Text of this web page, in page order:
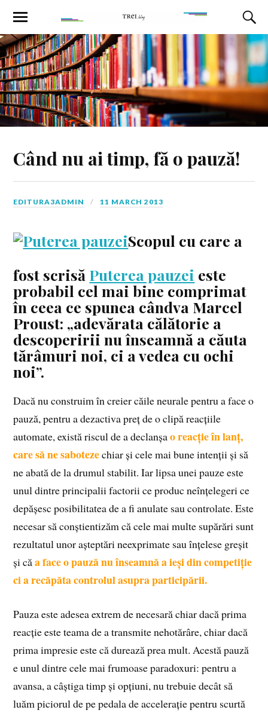
Când nu ai timp, fă o pauză!
EDITURA3ADMIN 11 MARCH 2013
Scopul cu care a
fost scrisă Puterea pauzei este
probabil cel mai bine comprimat
în ceea ce spunea cândva Marcel
Proust: „adevărata călătorie a
descoperirii nu înseamnă a căuta
tărâmuri noi, ci a vedea cu ochi
noi”.
Dacă nu construim în creier căile neurale pentru a face o
pauză, pentru a dezactiva preț de o clipă reacțiile
automate, există riscul de a declanșao reacție în lanț,
care să ne sabotezechiar și cele mai bune intenții și să
ne abată de la drumul stabilit. Iar lipsa unei pauze este
unul dintre principalii factorii ce produc neînțelegeri ce
depășesc posibilitatea de a fi anulate sau controlate. Este
necesar să conștientizăm că cele mai multe supărări sunt
rezultatul unor așteptări neexprimate sau înțelese greșit
și căa face o pauză nu înseamnă a ieși din competiție
ci a recăpăta controlul asupra participării.
Pauza este adesea extrem de necesară chiar dacă prima
reacție este teama de a transmite nehotărâre, chiar dacă
prima impresie este că durează prea mult. Acestă pauză
e unul dintre cele mai frumoase paradoxuri: pentru a
avansa, a câștiga timp și opțiuni, nu trebuie decât să
luăm piciorul de pe pedala de accelerație pentru scurtă